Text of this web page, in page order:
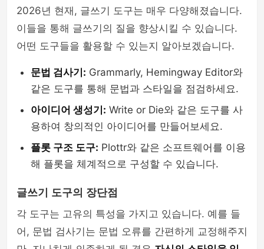
2026년 현재, 글쓰기 도구는 매우 다양해졌습니다.
이들을 통해 글쓰기의 질을 향상시킬 수 있습니다.
어떤 도구들을 활용할 수 있는지 알아보겠습니다.
문법 검사기: Grammarly, Hemingway Editor와
같은 도구를 통해 문법과 스타일을 점검하세요.
아이디어 생성기: Write or Die와 같은 도구를 사
용하여 창의적인 아이디어를 만들어보세요.
플롯 구조 도구: Plottr와 같은 소프트웨어를 이용
해 플롯을 체계적으로 구성할 수 있습니다.
글쓰기 도구의 장단점
각 도구는 고유의 특성을 가지고 있습니다. 예를 들
어, 문법 검사기는 문법 오류를 간편하게 교정해주지